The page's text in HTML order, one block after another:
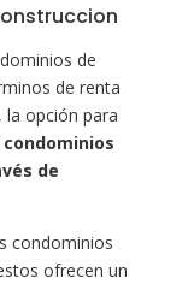
de
de renta
la opción para
condominios
de
condominios
ofrecen un